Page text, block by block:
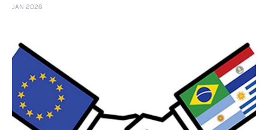
Idées
Humour
JAN 2026